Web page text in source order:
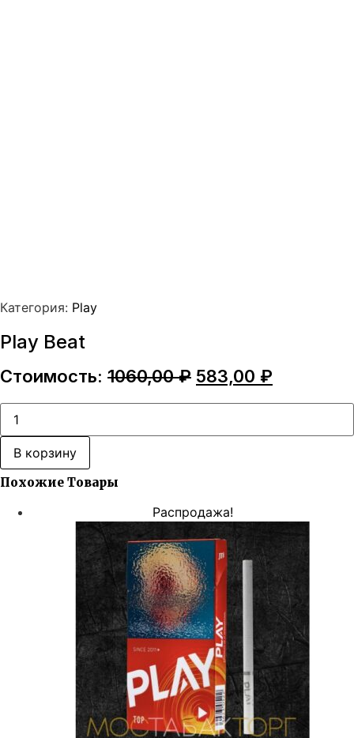
Категория: Play
Play Beat
Стоимость: 1060,00₽ Первоначальная
составляла
583,00 ₽
583,00 ₽.
Количество
товара
Play
BeatВ корзину
Похожие Товары
Распродажа!